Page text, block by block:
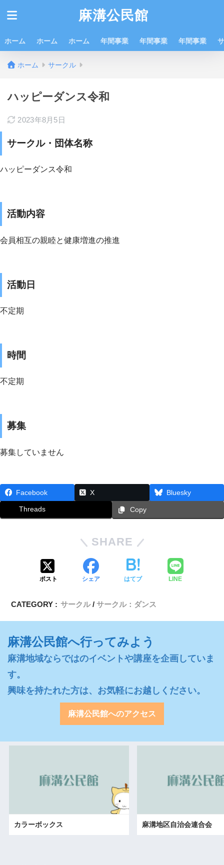
麻溝公民館
ホーム ホーム ホーム 年間事業 年間事業 年間事業
ホーム サークル
ハッピーダンス令和
2023年8月5日
サークル・団体名称
ハッピーダンス令和
活動内容
会員相互の親睦と健康増進の推進
活動日
不定期
時間
不定期
募集
募集していません
Facebook X Bluesky
Threads Copy
SHARE
ポスト シェア はてブ LINE
CATEGORY : サークル サークル：ダンス
麻溝公民館へ行ってみよう
麻溝地域ならではのイベントや講座を企画していま
す。
興味を持たれた方は、お気軽にお越しください。
麻溝公民館へのアクセス
カラーボックス 麻溝地区自治会連合会